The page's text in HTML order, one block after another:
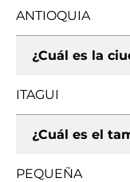
ANTIOQUIA
¿Cuál es la
ITAGUI
¿Cuál es el
PEQUEÑA